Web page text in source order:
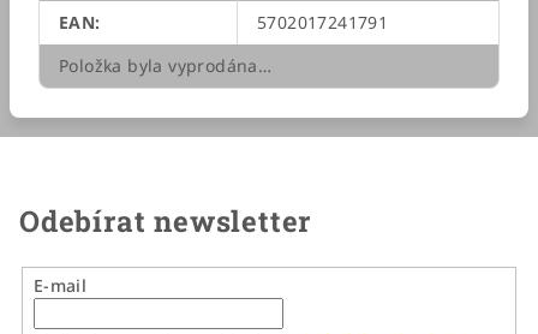
EAN:
5702017241791
Položka byla vyprodána…
Odebírat newsletter
E-mail